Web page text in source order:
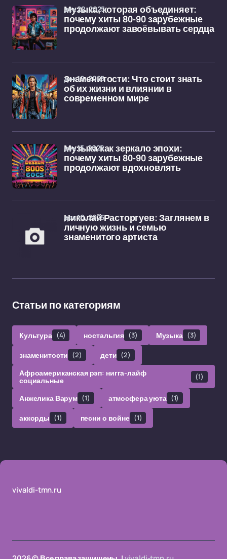
Музыка, которая объединяет:
почему хиты 80-90 зарубежные
продолжают завоёвывать сердца
дек 22, 2025
Знаменитости: Что стоит знать
об их жизни и влиянии в
современном мире
дек 19, 2025
Музыка как зеркало эпохи:
почему хиты 80-90 зарубежные
продолжают вдохновлять
дек 15, 2025
Николай Расторгуев: Заглянем в
личную жизнь и семью
знаменитого артиста
дек 10, 2025
Статьи по категориям
Культура (4) ностальгия (3) Музыка (3)
знаменитости (2) дети (2)
Афроамериканская рэп: нигга-лайф
социальные (1)
Анжелика Варум (1) атмосфера уюта (1)
аккорды (1) песни о войне (1)
vivaldi-tmn.ru